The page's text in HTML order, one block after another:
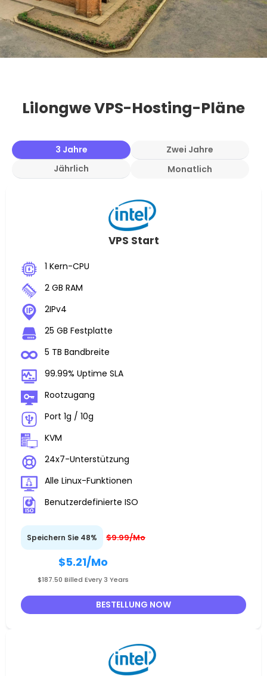
Lilongwe VPS-Hosting-Pläne
3 Jahre
Zwei Jahre
Jährlich
Monatlich
VPS Start
1 Kern-CPU
2 GB RAM
2IPv4
25 GB Festplatte
5 TB Bandbreite
99.99% Uptime SLA
Rootzugang
Port 1g / 10g
KVM
24x7-Unterstützung
Alle Linux-Funktionen
Benutzerdefinierte ISO
Speichern Sie 48% $9.99/Mo
$5.21/Mo
$187.50 Billed Every 3 Years
BESTELLUNG NOW